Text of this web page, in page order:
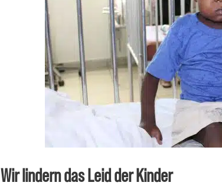
Wir lindern das Leid der Kinder